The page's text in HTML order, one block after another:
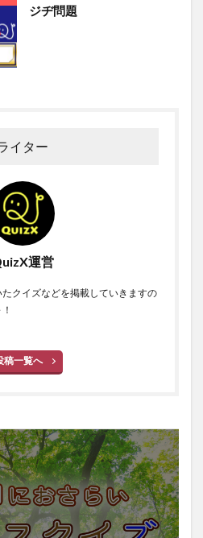
ジヂ問題
イター
運営
クイズなどを掲載していきますの
稿一覧へ